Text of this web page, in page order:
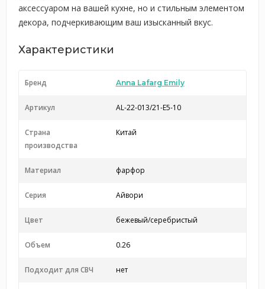
аксессуаром на вашей кухне, но и стильным элементом
декора, подчеркивающим ваш изысканный вкус.
Характеристики
Бренд Anna Lafarg Emily
Артикул AL-22-013/21-E5-10
Страна
производства
Китай
Материал фарфор
Серия Айвори
Цвет бежевый/серебристый
Объем 0.26
Подходит для СВЧ нет